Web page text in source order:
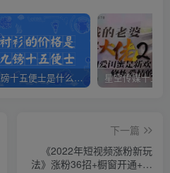
九磅十五便士是什么意思（九磅十五便士是什么梗）
下一篇
《2022年短视频涨粉新玩
法》涨粉36招+橱窗开通+账